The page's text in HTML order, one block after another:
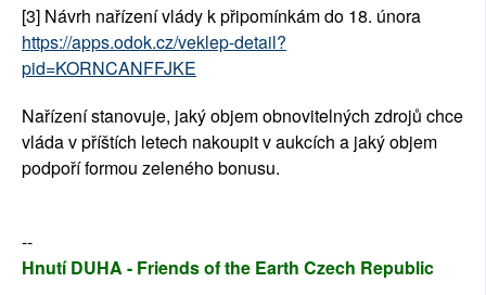
https://apps.odok.cz/veklep-detail?
pid=KORNCANFFJKE
Nařízení stanovuje, jaký objem obnovitelných zdrojů chce
vláda v příštích letech nakoupit v aukcích a jaký objem
podpoří formou zeleného bonusu.
--
Hnutí DUHA - Friends of the Earth Czech Republic